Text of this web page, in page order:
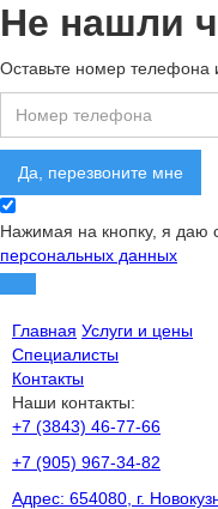
Не нашли
Оставьте номер
Нажимая на кнопку, я даю
персональных данных
Главная Услуги и цены
Специалисты
Контакты
Наши контакты:
+7 (3843) 46-77-66
+7 (905) 967-34-82
Адрес: 654080 , г.